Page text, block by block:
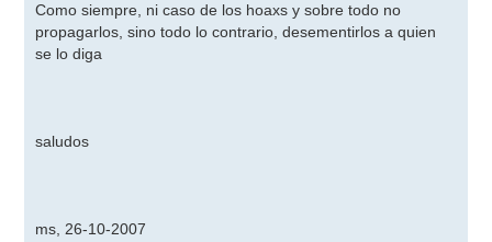
Como siempre, ni caso de los hoaxs y sobre todo no
propagarlos, sino todo lo contrario, desementirlos a quien
se lo diga
saludos
ms, 26-10-2007